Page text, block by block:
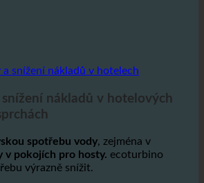
snížení nákladů v hotelech
spotřebu vody